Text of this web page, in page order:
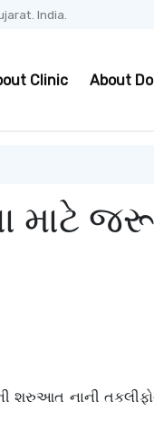
India.
Clinic About
માટે
શરુઆત નાની